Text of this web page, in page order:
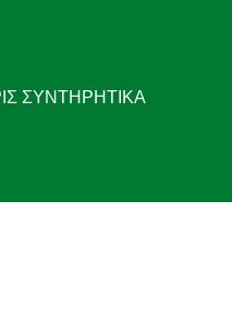
ΣΥΝΤΗΡΗΤΙΚΑ